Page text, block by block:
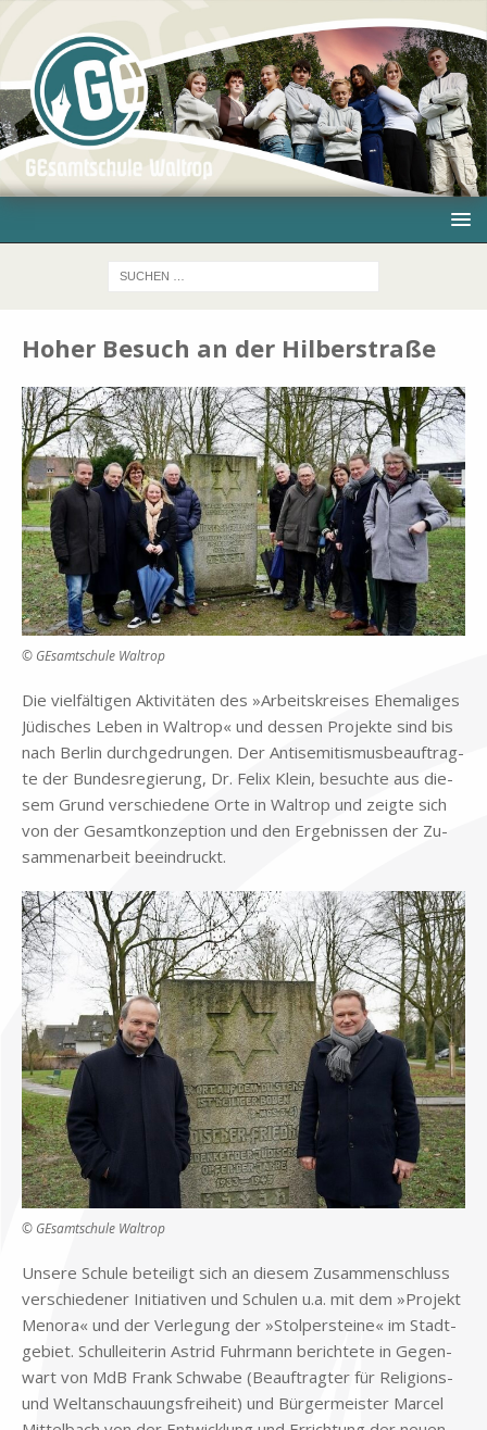
Hoher Besuch an der Hilberstraße
© GEsamtschule Waltrop
Die viel­fäl­ti­gen Ak­ti­vi­tä­ten des »Ar­beits­krei­ses Ehe­ma­li­ges
Jü­di­sches Le­ben in Wal­trop« und des­sen Pro­jek­te sind bis
nach Ber­lin durch­ge­drun­gen. Der An­ti­se­mi­tis­mus­be­auf­trag­
te der Bun­des­re­gie­rung, Dr. Fe­lix Klein, be­such­te aus die­
sem Grund ver­schie­de­ne Orte in Wal­trop und zeig­te sich
von der Ge­samt­kon­zep­ti­on und den Er­geb­nis­sen der Zu­
sam­men­ar­beit be­ein­druckt.
© GE­samt­schu­le Wal­trop
Un­se­re Schu­le be­tei­ligt sich an die­sem Zu­sam­men­schluss
ver­schie­de­ner In­itia­ti­ven und Schu­len u.a. mit dem »Pro­jekt
Me­no­ra« und der Ver­le­gung der »Stol­per­stei­ne« im Stadt­
ge­biet. Schul­lei­te­rin Astrid Fuhr­mann be­rich­te­te in Ge­gen­
wart von MdB Frank Schwa­be (Be­auf­trag­ter für Re­li­gi­ons-
und Welt­an­schau­ungs­frei­heit) und Bür­ger­mei­ster Mar­cel